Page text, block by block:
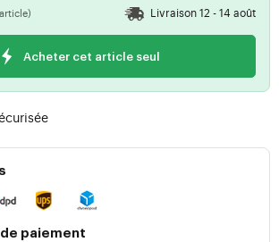
Livraison 12 - 14 août
Acheter cet article seul
paiement